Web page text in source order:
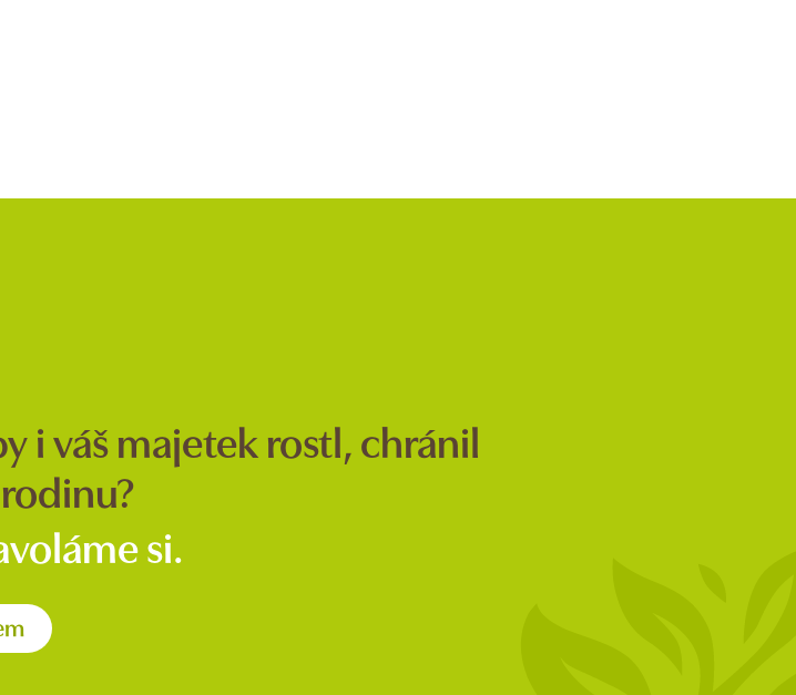
i váš majetek rostl, chránil
si.